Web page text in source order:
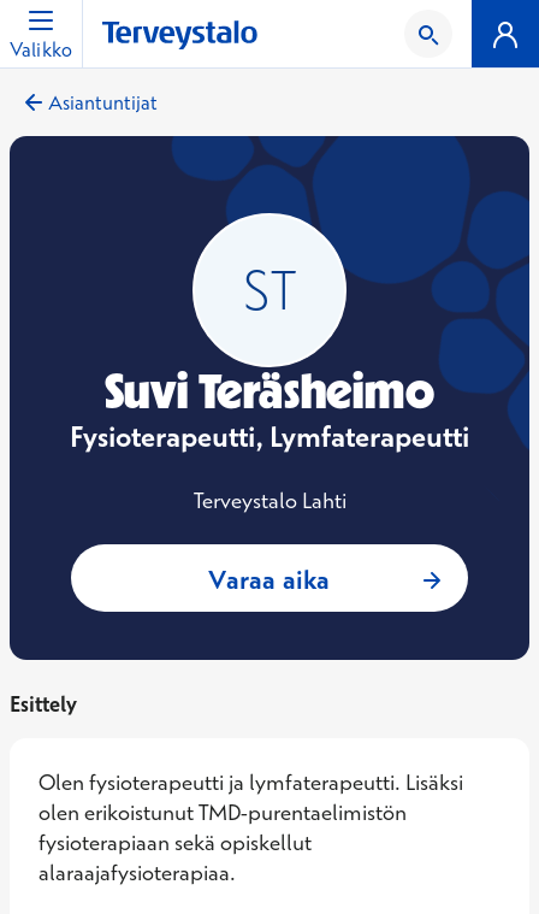
Valikko
Asiantuntijat
Suvi Teräsheimo
Fysioterapeutti, Lymfaterapeutti
Terveystalo Lahti
Varaa aika : Suvi
Esittely
Olen fysioterapeutti ja lymfaterapeutti. Lisäksi
olen erikoistunut TMD-purentaelimistön
fysioterapiaan sekä opiskellut
alaraajafysioterapiaa.